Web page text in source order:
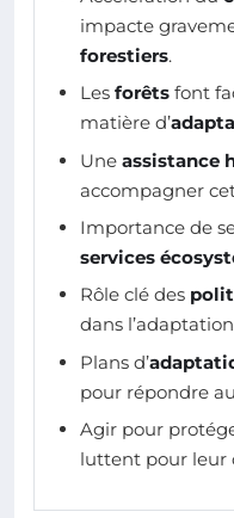
impacte
forestiers.
Les forêts font
matière d’
Une assistance
accompagner
Importance de
services
Rôle clé des
dans
Plans d’
pour répondre
Agir pour
luttent pour leur